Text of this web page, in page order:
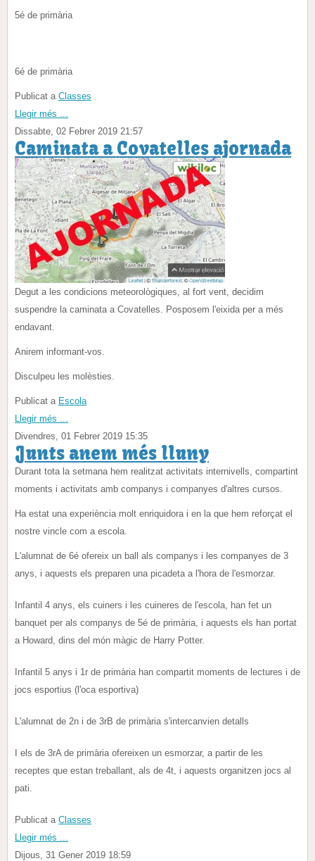
5é de primària
6é de primària
Publicat a Classes
Llegir més ...
Dissabte, 02 Febrer 2019 21:57
Caminata a Covatelles ajornada
Degut a les condicions meteorològiques, al fort vent, decidim
suspendre la caminata a Covatelles. Posposem l'eixida per a més
endavant.
Anirem informant-vos.
Disculpeu les molèsties.
Publicat a Escola
Llegir més ...
Divendres, 01 Febrer 2019 15:35
Junts anem més lluny
Durant tota la setmana hem realitzat activitats internivells, compartint
moments i activitats amb companys i companyes d'altres cursos.
Ha estat una experiència molt enriquidora i en la que hem reforçat el
nostre vincle com a escola.
L'alumnat de 6é ofereix un ball als companys i les companyes de 3
anys, i aquests els preparen una picadeta a l'hora de l'esmorzar.
Infantil 4 anys, els cuiners i les cuineres de l'escola, han fet un
banquet per als companys de 5é de primària, i aquests els han portat
a Howard, dins del món màgic de Harry Potter.
Infantil 5 anys i 1r de primària han compartit moments de lectures i de
jocs esportius (l'oca esportiva)
L'alumnat de 2n i de 3rB de primària s'intercanvien detalls
I els de 3rA de primària ofereixen un esmorzar, a partir de les
receptes que estan treballant, als de 4t, i aquests organitzen jocs al
pati.
Publicat a Classes
Llegir més ...
Dijous, 31 Gener 2019 18:59